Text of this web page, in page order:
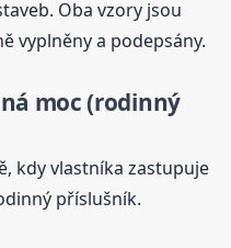
Oba vzory jsou
vyplněny a podepsány.
moc (rodinný
kdy vlastníka zastupuje
příslušník.